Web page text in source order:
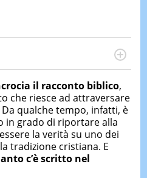
IERI
in Marketing Management
di contenuti in ottica SEO e
marketing attraverso
il racconto biblico,
che riesce ad attraversare
qualche tempo, infatti, è
in grado di riportare alla
la verità su uno dei
tradizione cristiana. E
c’è scritto nel